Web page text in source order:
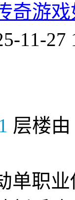
奇游
11-27
1 层楼由
单职